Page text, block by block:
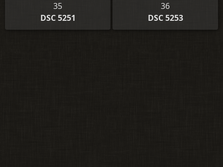
35
DSC 5251
36
DSC 5253